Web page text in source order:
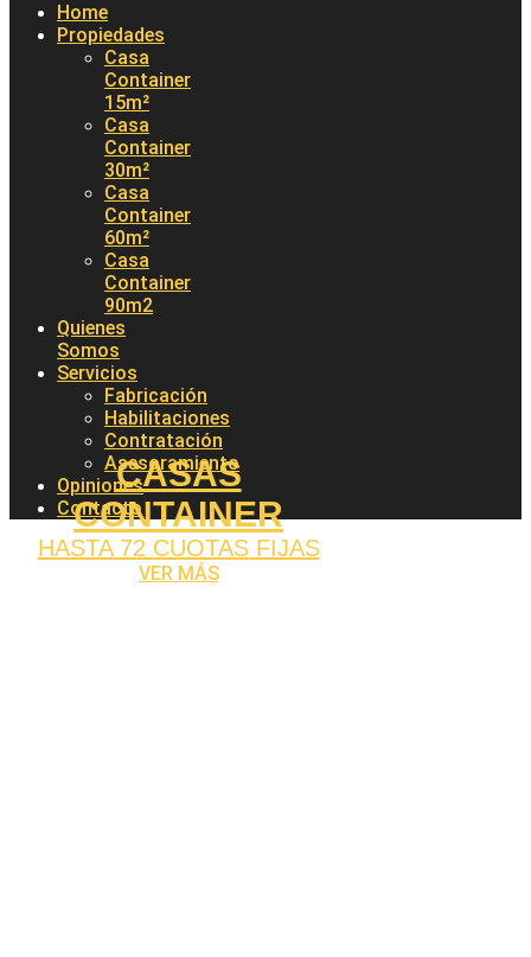
Home
Propiedades
Casa
Container
15m²
Casa
Container
30m²
Casa
Container
60m²
Casa
Container
90m2
Quienes
Somos
Servicios
Fabricación
Habilitaciones
Contratación
Asesoramiento
Opiniones
Contacto
CASAS
CONTAINER
HASTA 72 CUOTAS FIJAS
VER MÁS